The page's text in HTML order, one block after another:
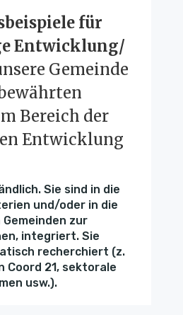
für
Entwicklung/
Gemeinde
Bereich der
Entwicklung
Sie sind in die
und/oder in die
Gemeinden zur
integriert. Sie
recherchiert (z.
Coord 21, sektorale
usw.).